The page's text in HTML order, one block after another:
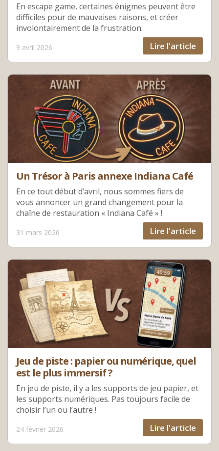
En escape game, certaines énigmes peuvent être
difficiles pour de mauvaises raisons, et créer
involontairement de la frustration.
9 avril 2026 Lire l'article
Un Trésor à Paris annexe Indiana Café
En ce tout début d’avril, nous sommes fiers de
vous annoncer un grand changement pour la
chaîne de restauration « Indiana Café » !
31 mars 2026 Lire l'article
Jeu de piste : papier ou numérique, quel
est le plus immersif ?
En jeu de piste, il y a les supports de jeu papier, et
les supports numériques. Pas toujours facile de
choisir l’un ou l’autre !
24 février 2026 Lire l'article